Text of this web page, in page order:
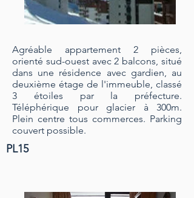
Agréable appartement 2 pièces,
orienté sud-ouest avec 2 balcons, situé
dans une résidence avec gardien, au
deuxième étage de l'immeuble, classé
3 étoiles par la préfecture.
Téléphérique pour glacier à 300m.
Plein centre tous commerces. Parking
couvert possible.
PL15